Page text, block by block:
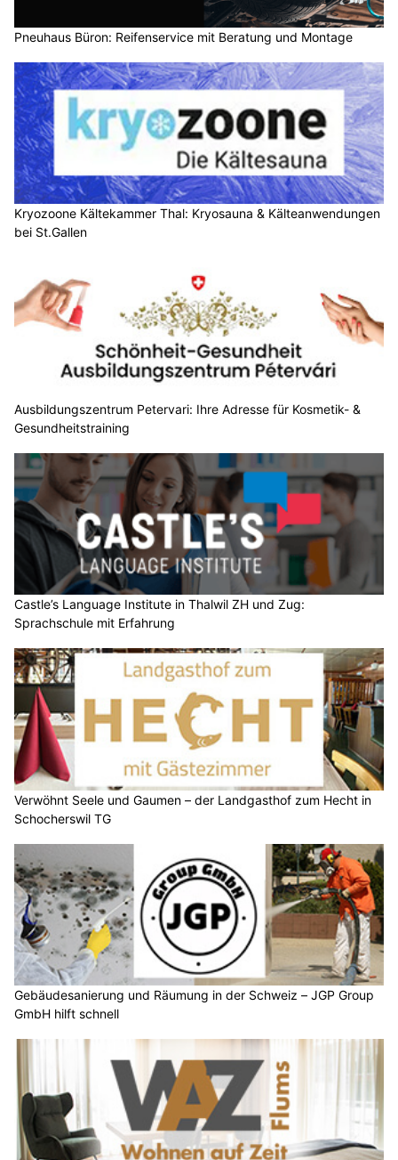
Pneuhaus Büron: Reifenservice mit Beratung und Montage
Kryozoone Kältekammer Thal: Kryosauna & Kälteanwendungen
bei St.Gallen
Ausbildungszentrum Petervari: Ihre Adresse für Kosmetik- &
Gesundheitstraining
Castle’s Language Institute in Thalwil ZH und Zug:
Sprachschule mit Erfahrung
Verwöhnt Seele und Gaumen – der Landgasthof zum Hecht in
Schocherswil TG
Gebäudesanierung und Räumung in der Schweiz – JGP Group
GmbH hilft schnell